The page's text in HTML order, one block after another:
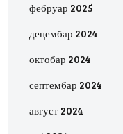
фебруар 2025
децембар 2024
октобар 2024
септембар 2024
август 2024